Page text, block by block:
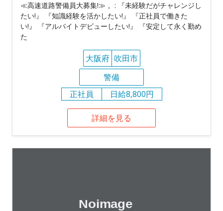
≪高速道路警備員大募集!≫ 。: 『未経験だがチャレンジし
たい!』 『知識経験を活かしたい!』 『正社員で働きた
い!』 『アルバイトデビューしたい!』 『安定して永く勤め
た
大阪府 吹田市
警備
正社員
日給8,800円
詳細を見る